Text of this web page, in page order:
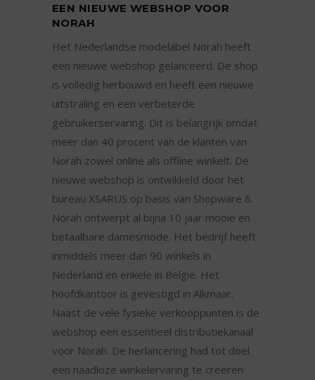
EEN NIEUWE WEBSHOP VOOR
NORAH
Het Nederlandse modelabel Norah heeft
een nieuwe webshop gelanceerd. De shop
is volledig herbouwd en heeft een nieuwe
uitstraling en een verbeterde
gebruikerservaring. Dit is belangrijk omdat
meer dan 40 procent van de klanten van
Norah zowel online als offline winkelt. De
nieuwe webshop is ontwikkeld door het
bureau XSARUS op basis van Shopware 6.
Norah ontwerpt al bijna 10 jaar mooie en
betaalbare damesmode. Het bedrijf heeft
inmiddels meer dan 90 winkels in
Nederland en enkele in België. Het
hoofdkantoor is gevestigd in Alkmaar.
Naast de vele fysieke verkooppunten is de
webshop een essentieel distributiekanaal
voor Norah. De herlancering had tot doel
een naadloze winkelervaring te creëren